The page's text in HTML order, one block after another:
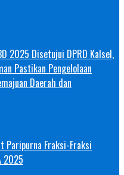
2025 Disetujui DPRD Kalsel,
Pastikan Pengelolaan
Daerah dan
Paripurna Fraksi-Fraksi
2025